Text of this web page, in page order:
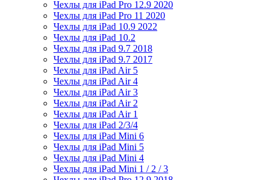
Чехлы для iPad Pro 12.9 2020
Чехлы для iPad Pro 11 2020
Чехлы для iPad 10.9 2022
Чехлы для iPad 10.2
Чехлы для iPad 9.7 2018
Чехлы для iPad 9.7 2017
Чехлы для iPad Air 5
Чехлы для iPad Air 4
Чехлы для iPad Air 3
Чехлы для iPad Air 2
Чехлы для iPad Air 1
Чехлы для iPad 2/3/4
Чехлы для iPad Mini 6
Чехлы для iPad Mini 5
Чехлы для iPad Mini 4
Чехлы для iPad Mini 1 / 2 / 3